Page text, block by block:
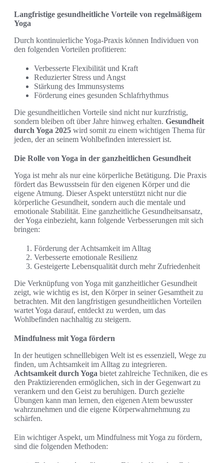
Langfristige gesundheitliche Vorteile von regelmäßigem
Yoga
Durch kontinuierliche Yoga-Praxis können Individuen von
den folgenden Vorteilen profitieren:
Verbesserte Flexibilität und Kraft
Reduzierter Stress und Angst
Stärkung des Immunsystems
Förderung eines gesunden Schlafrhythmus
Die gesundheitlichen Vorteile sind nicht nur kurzfristig,
sondern bleiben oft über Jahre hinweg erhalten. Gesundheit
durch Yoga 2025 wird somit zu einem wichtigen Thema für
jeden, der an seinem Wohlbefinden interessiert ist.
Die Rolle von Yoga in der ganzheitlichen Gesundheit
Yoga ist mehr als nur eine körperliche Betätigung. Die Praxis
fördert das Bewusstsein für den eigenen Körper und die
eigene Atmung. Dieser Aspekt unterstützt nicht nur die
körperliche Gesundheit, sondern auch die mentale und
emotionale Stabilität. Eine ganzheitliche Gesundheitsansatz,
der Yoga einbezieht, kann folgende Verbesserungen mit sich
bringen:
Förderung der Achtsamkeit im Alltag
Verbesserte emotionale Resilienz
Gesteigerte Lebensqualität durch mehr Zufriedenheit
Die Verknüpfung von Yoga mit ganzheitlicher Gesundheit
zeigt, wie wichtig es ist, den Körper in seiner Gesamtheit zu
betrachten. Mit den langfristigen gesundheitlichen Vorteilen
wartet Yoga darauf, entdeckt zu werden, um das
Wohlbefinden nachhaltig zu steigern.
Mindfulness mit Yoga fördern
In der heutigen schnelllebigen Welt ist es essenziell, Wege zu
finden, um Achtsamkeit im Alltag zu integrieren.
Achtsamkeit durch Yoga bietet zahlreiche Techniken, die es
den Praktizierenden ermöglichen, sich in der Gegenwart zu
verankern und den Geist zu beruhigen. Durch gezielte
Übungen kann man lernen, den eigenen Atem bewusster
wahrzunehmen und die eigene Körperwahrnehmung zu
schärfen.
Ein wichtiger Aspekt, um Mindfulness mit Yoga zu fördern,
sind die folgenden Methoden: